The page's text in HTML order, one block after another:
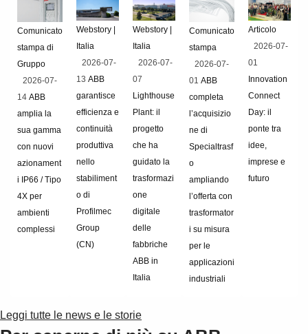
Comunicato
stampa di
Gruppo
2026-07-
14 ABB
amplia la
sua gamma
con nuovi
azionament
i IP66 / Tipo
4X per
ambienti
complessi
Webstory |
Italia
2026-07-
13 ABB
garantisce
efficienza e
continuità
produttiva
nello
stabiliment
o di
Profilmec
Group
(CN)
Webstory |
Italia
2026-07-
07
Lighthouse
Plant: il
progetto
che ha
guidato la
trasformazi
one
digitale
delle
fabbriche
ABB in
Italia
Comunicato
stampa
2026-07-
01 ABB
completa
l’acquisizio
ne di
Specialtrasf
o
ampliando
l’offerta con
trasformator
i su misura
per le
applicazioni
industriali
Articolo
2026-07-
01
Innovation
Connect
Day: il
ponte tra
idee,
imprese e
futuro
Leggi tutte le news e le storie